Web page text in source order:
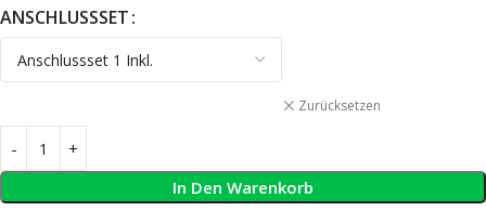
ANSCHLUSSSET
Zurücksetzen
In Den Warenkorb